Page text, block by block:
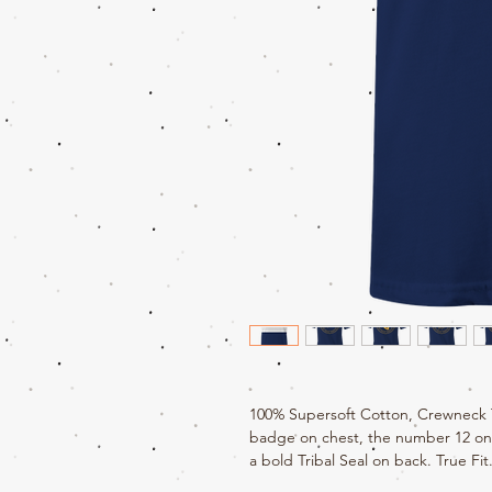
100% Supersoft Cotton,
badge on chest, the number 12
a bold Tribal Seal on back. True Fit.